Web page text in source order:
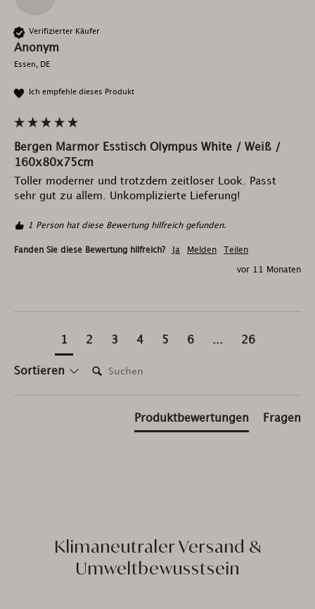
Sortieren
Produktbewertungen Fragen
Verifizierter Käufer
Anonym
Essen, DE
Ich empfehle dieses Produkt
Bergen Marmor Esstisch Olympus White / Weiß /
160x80x75cm
Toller moderner und trotzdem zeitloser Look. Passt
sehr gut zu allem. Unkomplizierte Lieferung!
1 Person hat diese Bewertung hilfreich gefunden.
Fanden Sie diese Bewertung hilfreich? Ja Melden Teilen
vor 11 Monaten
1 2 3 4 5 6 ... 26
Klimaneutraler Versand &
Umweltbewusstsein